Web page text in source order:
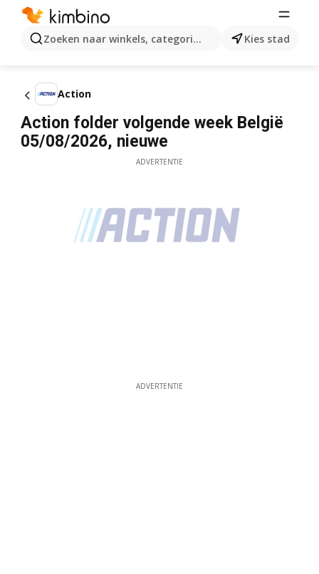
Zoeken naar winkels, categorieën, producten...
Kies stad
Action
Action folder volgende week België
05/08/2026, nieuwe
ADVERTENTIE
ADVERTENTIE